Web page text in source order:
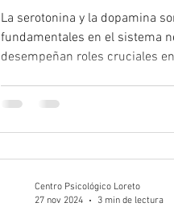
La serotonina y la dopamina
fundamentales en el sistema
desempeñan roles cruciales
Centro Psicológico Loreto
27 nov 2024
3 min de lectura